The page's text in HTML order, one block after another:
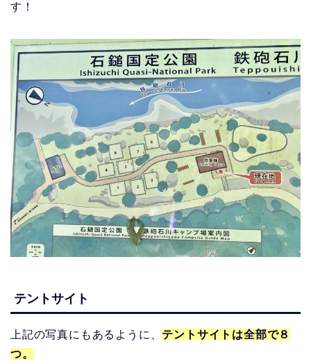
す！
テントサイト
上記の写真にもあるように、 テントサイトは全部で８
つ。